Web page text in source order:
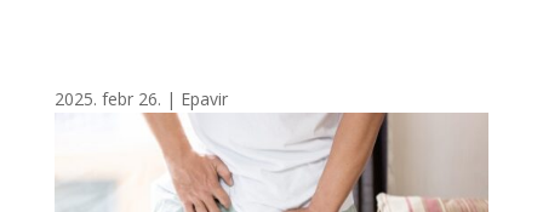
2025. febr 26. | Epavir